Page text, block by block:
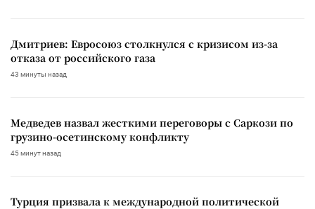
Дмитриев: Евросоюз столкнулся с кризисом из-за
отказа от российского газа
43 минуты назад
Медведев назвал жесткими переговоры с Саркози по
грузино-осетинскому конфликту
45 минут назад
Турция призвала к международной политической